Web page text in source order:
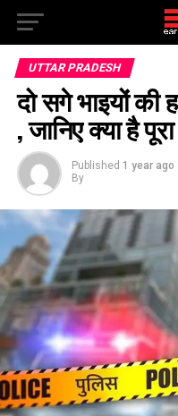
UTTAR PRADESH
दो सगे भाइयों की
, जानिए क्या है
Published 1 year ago
By